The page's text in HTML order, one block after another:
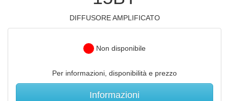
DIFFUSORE AMPLIFICATO
Non disponibile
Per informazioni, disponibilità e prezzo
Informazioni